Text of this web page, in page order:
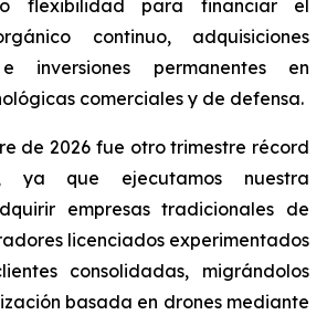
flexibilidad para financiar el
continuo, adquisiciones
inversiones permanentes en
comerciales y de defensa.
de 2026 fue otro trimestre récord
ya que ejecutamos nuestra
empresas tradicionales de
licenciados experimentados
consolidadas, migrándolos
basada en drones mediante